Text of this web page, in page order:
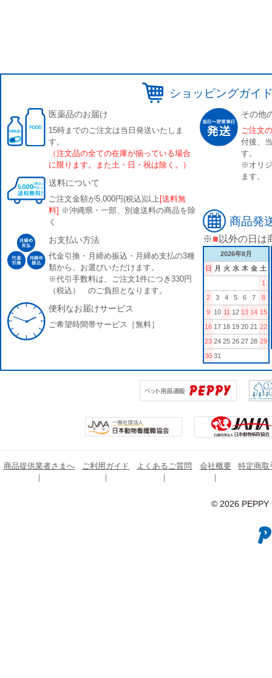
ショッピングガイ
医薬品のお届け
15時までのご注文は当日発送いたしま
す。
（注文品の全ての在庫が揃っている場合
に限ります。また土・日・祝は除く。）
送料について
ご注文金額が5,000円(税込)以上 [送料無
料] ※沖縄県・一部、別途送料の商品を除
く
お支払い方法
代金引換・月締め振込・月締め支払の3種
類から、お選びいただけます。
※代引手数料は、ご注文1件につき330円
（税込） のご負担となります。
便利なお届けサービス
ご希望時間帯サービス［無料］
その他
ご注文
付後、
す。
※オリ
ます。
商品発
※■ 以外の日は
2026年8月
日
月 火 水 木 金 土
1
2
3 4 5 6 7
8
9 10 11 12 13 14 15
16 17 18 19 20 21 22
23 24 25 26 27 28 29
30 31
商品提供業者さまへ ご利用ガイド よくあるご質問 会社概要 特定商取
© 2026 PEPPY